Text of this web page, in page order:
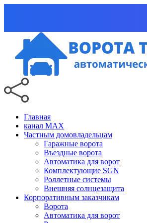
Главная
канал MAX
Частным домовладельцам
Гаражные ворота
Въездные ворота
Автоматика для ворот
Комплектующие SGN
Роллетные системы
Внешняя солнцезащита
Корпоративным заказчикам
Ворота
Автоматика для ворот